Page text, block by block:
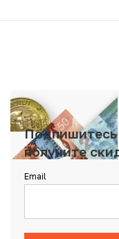
получите
Email